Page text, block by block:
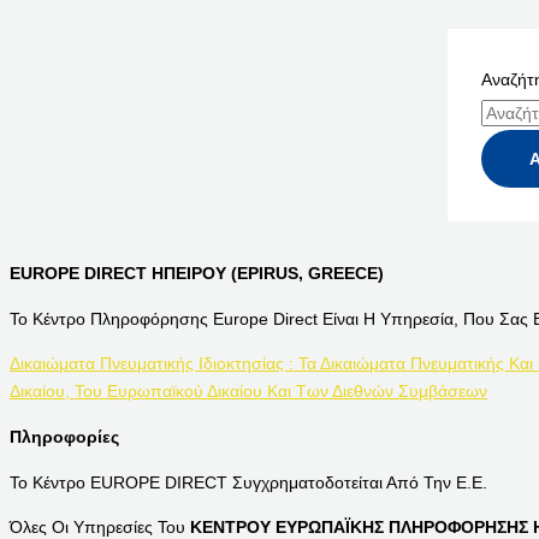
EUROPE DIRECT ΗΠΕΙΡΟΥ (EPIRUS, GREECE)
Το Κέντρο Πληροφόρησης Europe Direct Είναι Η Υπηρεσία, Που Σας
Δικαιώματα Πνευματικής Ιδιοκτησίας : Τα Δικαιώματα Πνευματικής
Δικαίου, Του Ευρωπαϊκού Δικαίου Και Των Διεθνών Συμβάσεων
Πληροφορίες
Το Κέντρο EUROPE DIRECT Συγχρηματοδοτείται Από Την Ε.Ε.
Όλες Οι Υπηρεσίες Του ΚΕΝΤΡΟΥ ΕΥΡΩΠΑΪΚΗΣ ΠΛΗΡΟΦΟΡΗΣΗΣ